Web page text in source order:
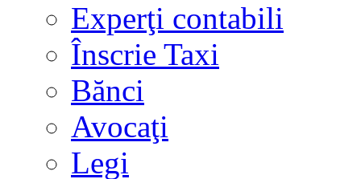
Experţi contabili
Înscrie Taxi
Bănci
Avocaţi
Legi